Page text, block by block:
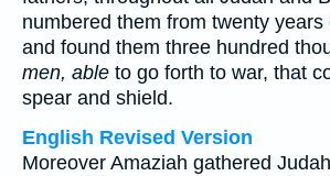
numbered them from twenty years
and found them three hundred
men, able to go forth to war, that
spear and shield.
English Revised Version
Moreover Amaziah gathered